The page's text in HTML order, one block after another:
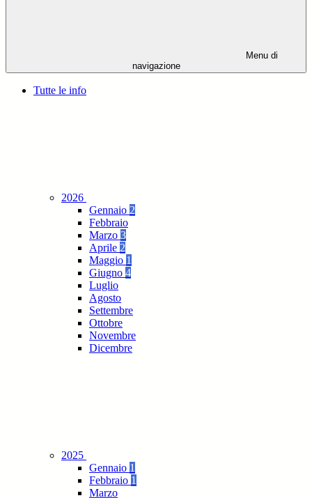
Menu di
navigazione
Tutte le info
2026
Gennaio 2
Febbraio
Marzo 3
Aprile 2
Maggio 1
Giugno 4
Luglio
Agosto
Settembre
Ottobre
Novembre
Dicembre
2025
Gennaio 1
Febbraio 1
Marzo